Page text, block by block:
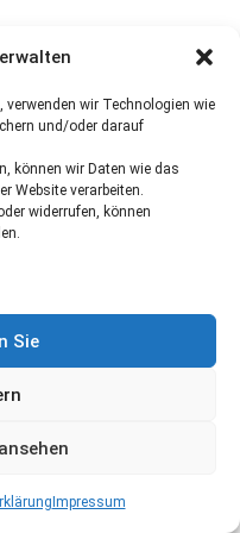
verwenden wir Technologien wie
und/oder darauf
können wir Daten wie das
Website verarbeiten.
widerrufen, können
Sie
Impressum